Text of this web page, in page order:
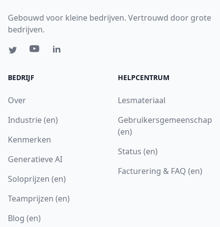
Gebouwd voor kleine bedrijven. Vertrouwd door grote
bedrijven.
BEDRIJF
Over
Industrie (en)
Kenmerken
Generatieve AI
Soloprijzen (en)
Teamprijzen (en)
Blog (en)
HELPCENTRUM
Lesmateriaal
Gebruikersgemeenschap
(en)
Status (en)
Facturering & FAQ (en)